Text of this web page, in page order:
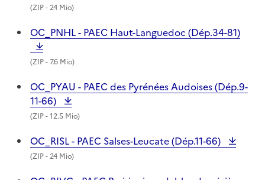
(ZIP- 24 Mio)
OC_PNHL - PAEC Haut-Languedoc (Dép.34-81)
(ZIP- 7.6 Mio)
OC_PYAU - PAEC des Pyrénées Audoises (Dép.9-
11-66)
(ZIP- 12.5 Mio)
OC_RISL - PAEC Salses-Leucate (Dép.11-66)
(ZIP- 24 Mio)